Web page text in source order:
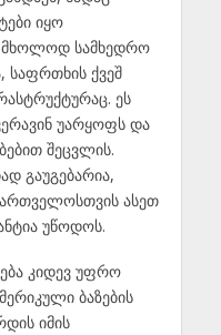
იყო
მხოლოდ სამხედრო
ქვეშ
ეს
უარყოფს და
შეცვლის.
გაუგებარია,
ასეთ
უწოდოს.
კიდევ უფრო
ბაზების
იმის